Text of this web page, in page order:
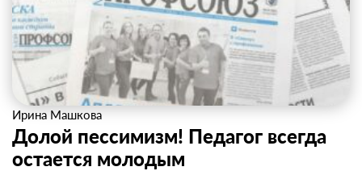
Ирина Машкова
Долой пессимизм! Педагог всегда
остается молодым